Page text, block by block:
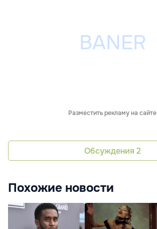
Разместить рекламу на сайте
Обсуждения 2
Похожие новости